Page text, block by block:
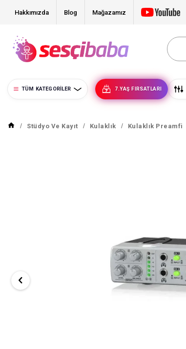
Hakkımızda Blog Mağazamız
TÜM KATEGORILER 7.YAŞ FIRSATLARI
Stüdyo Ve Kayıt Kulaklık Kulaklık Preamfi